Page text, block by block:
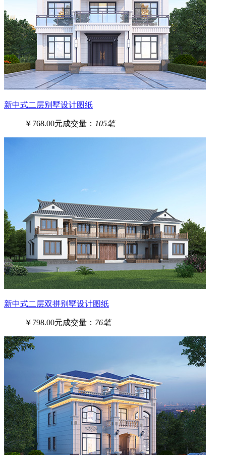
新中式二层别墅设计图纸
￥768.00元成交量： 105笔
新中式二层双拼别墅设计图纸
￥798.00元成交量： 76笔